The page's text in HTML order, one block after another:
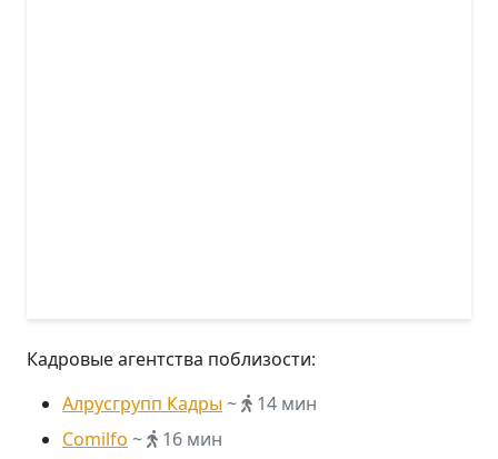
Кадровые агентства поблизости:
Алрусгрупп Кадры~
14 мин
Comilfo ~
16 мин